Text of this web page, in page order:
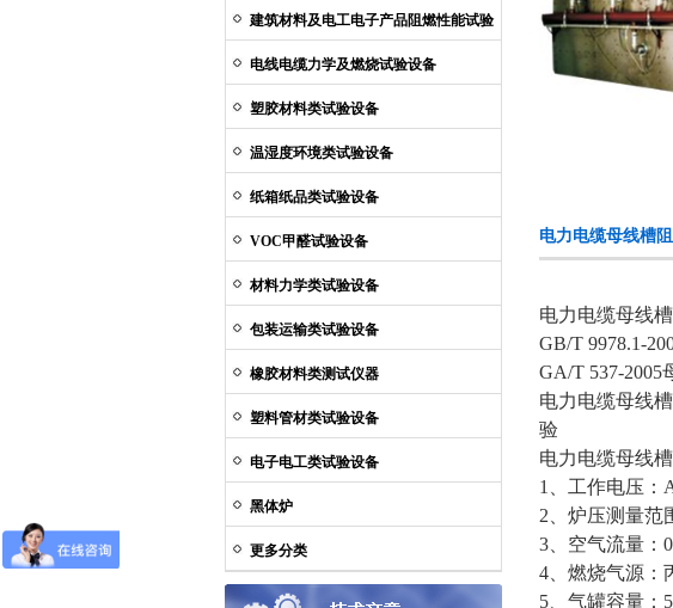
建筑材料及电工电子产品阻燃性能试验
电线电缆力学及燃烧试验设备
塑胶材料类试验设备
温湿度环境类试验设备
纸箱纸品类试验设备
VOC甲醛试验设备
材料力学类试验设备
包装运输类试验设备
橡胶材料类测试仪器
塑料管材类试验设备
电子电工类试验设备
黑体炉
更多分类
电力电缆母线槽
电力电缆母线
GB/T 9978.1-
GA/T 537-
电力电缆母线
验
电力电缆母线
1、工作电压：
2、炉压测量范
3、空气流量：
4、燃烧气源：
5、气罐容量：